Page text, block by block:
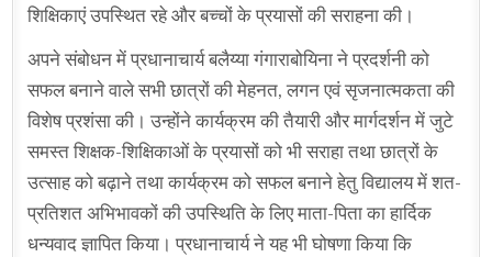
शिक्षिकाएं उपस्थित रहे और बच्चों के प्रयासों की सराहना की।
अपने संबोधन में प्रधानाचार्य बलैय्या गंगाराबोयिना ने प्रदर्शनी को
सफल बनाने वाले सभी छात्रों की मेहनत, लगन एवं सृजनात्मकता की
विशेष प्रशंसा की। उन्होंने कार्यक्रम की तैयारी और मार्गदर्शन में जुटे
समस्त शिक्षक-शिक्षिकाओं के प्रयासों को भी सराहा तथा छात्रों के
उत्साह को बढ़ाने तथा कार्यक्रम को सफल बनाने हेतु विद्यालय में शत-
प्रतिशत अभिभावकों की उपस्थिति के लिए माता-पिता का हार्दिक
धन्यवाद ज्ञापित किया। प्रधानाचार्य ने यह भी घोषणा किया कि